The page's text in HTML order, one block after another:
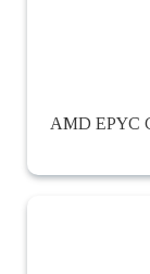
AMD EPYC